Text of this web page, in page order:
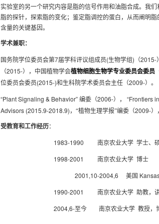
实验室的另一个研究内容是脂的信号作用和油脂合成。我
脂的探针，探索脂的变化；鉴定脂调控的蛋白，从而阐明
含量的关键基因。
学术兼职：
国务院学位委员会第7届学科评议组成员(生物学组) （2015-
（2015-）， 中国植物学会植物细胞生物学专业委员会委员
位委员会委员(2015-)和生科院学术委员会主任（2009-）。
“Plant Signaling & Behavior”编委（2006-）， “Frontiers
Advisors (2015.9-2018.9) ，“植物生理学报”编委（2009-）
受教育和工作经历：
1983-1990南京农业大学 学士、
1998-2001南京农业大学 博士
2001,10-2004,6美国
1990-2001南京农业大学 助教，
2004,6-至今 南京农业大学 教授，